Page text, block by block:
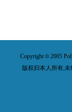
Copyright© 2005
版权归本人所有,